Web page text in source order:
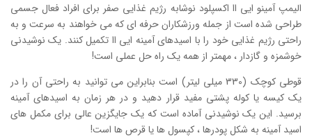
الیمپ آمینو ایی اا اکسپلود نوشابه رژیم غذایی صفر برای افراد فعال جسمی
طراحی شده است از جمله ورزشکاران حرفه ای که می خواهند به سرعت و به
راحتی رژیم غذایی خود را با اسیدهای آمینه ایی اا تکمیل کنند. یک نوشیدنی
خوشمزه و گازدار ، مهمتر از همه یک راه حل عملی است!
قوطی کوچک (330 میلی لیتر) است بنابراین می توانید به راحتی آن را در
یک کیسه یا کوله پشتی مفید قرار دهید و در هر زمان به اسیدهای آمینه
برسید. این یک نوشیدنی آماده است که یک جایگزین عالی برای مکمل های
اسید آمینه به شکل پودرها ، کپسول ها یا قرص ها است!